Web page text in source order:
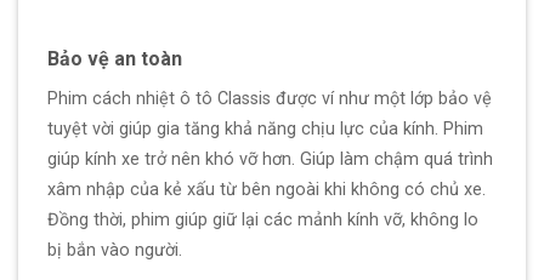
Bảo vệ an toàn
Phim cách nhiệt ô tô Classis được ví như một lớp bảo vệ
tuyệt vời giúp gia tăng khả năng chịu lực của kính. Phim
giúp kính xe trở nên khó vỡ hơn. Giúp làm chậm quá trình
xâm nhập của kẻ xấu từ bên ngoài khi không có chủ xe.
Đồng thời, phim giúp giữ lại các mảnh kính vỡ, không lo
bị bắn vào người.